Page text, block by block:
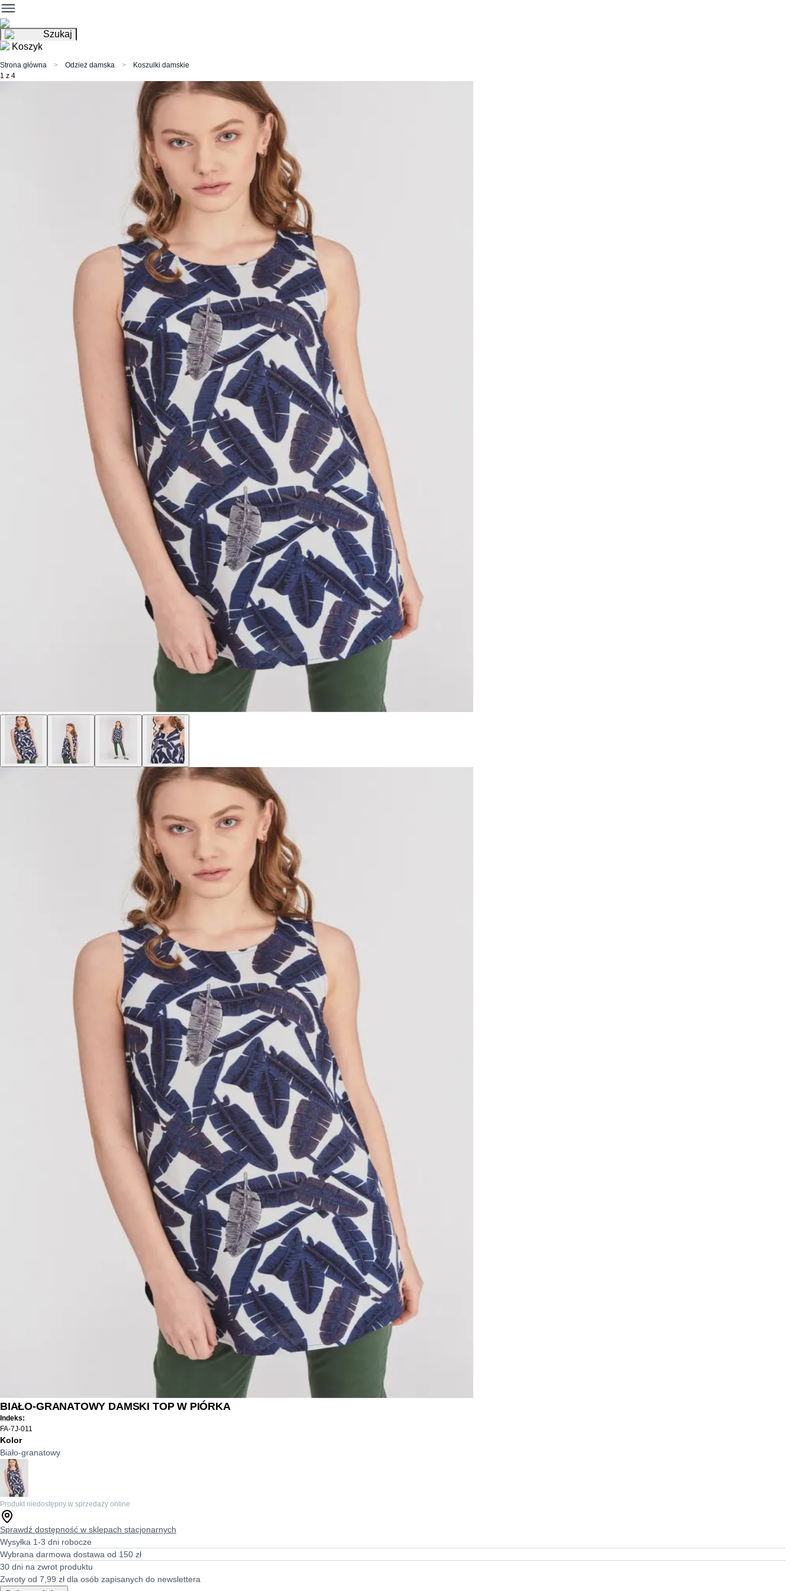
Szukaj
Koszyk
Strona główna Odzież damska
Koszulki damskie
1 z 4
BIAŁO-GRANATOWY DAMSKI TOP W PIÓRKA
Indeks:
FA-7J-011
Kolor
Biało-granatowy
Produkt niedostępny w sprzedaży online
Sprawdź dostępność w sklepach stacjonarnych
Wysyłka 1-3 dni robocze
Wybrana darmowa dostawa od 150 zł
30 dni na zwrot produktu
Zwroty od 7,99 zł dla osób zapisanych do newslettera